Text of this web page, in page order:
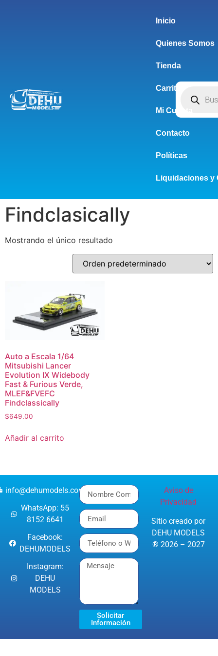
Inicio
Quienes Somos
Tienda
Carrito
Mi Cuenta
Contacto
Políticas
Liquidaciones y
Findclasically
Mostrando el único resultado
Auto a Escala 1/64
Mitsubishi Lancer
Evolution IX Widebody
Fast & Furious Verde,
MLEF&FVEFC
Findclassically
$649.00
Añadir al carrito
info@dehumodels.com
WhatsApp: 55
8152 6641
Facebook:
DEHUMODELS
Instagram:
DEHU
MODELS
Solicitar
Información
Aviso de
Privacidad
Sitio creado por
DEHU MODELS
® 2026 – 2027